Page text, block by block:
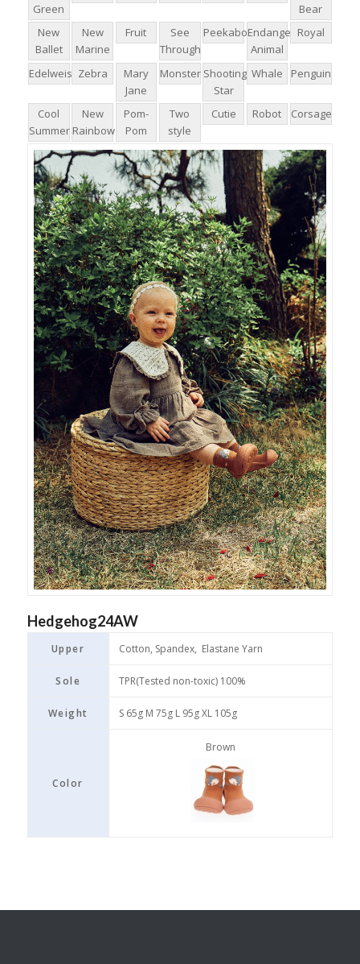
Green
Bear
New
Ballet
New
Marine
Fruit
See
Through
PeekabooEndangered
Animal
Royal
Edelweiss Zebra
Mary
Jane
Monster Shooting
Star
Whale Penguin
Cool
Summer
New
Rainbow
Pom-
Pom
Two
style
Cutie Robot Corsage
Hedgehog24AW
Upper Cotton, Spandex, Elastane Yarn
Sole TPR(Tested non-toxic) 100%
Weight S 65g M 75g L 95g XL 105g
Color
Brown